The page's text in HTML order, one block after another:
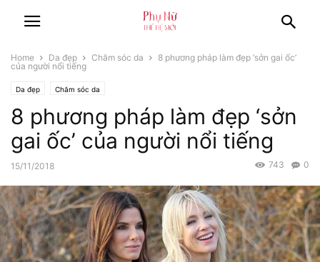
Home Da đẹp Chăm sóc da
8 phương pháp làm đẹp ‘sởn gai ốc’
của người nổi tiếng
Da đẹp Chăm sóc da
8 phương pháp làm đẹp ‘sởn
gai ốc’ của người nổi tiếng
15/11/2018 0
743